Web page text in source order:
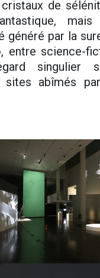
de
généré par la
entre science-
singulier
abîmés